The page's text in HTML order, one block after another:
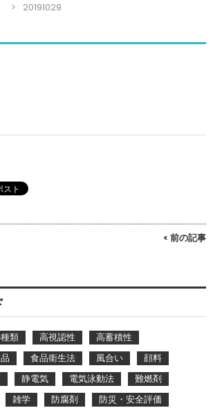
20191029
< 前の記事
類 高視認性
高蓄積性
食品衛生法 風合い
顔料
静電気 電気泳動法
難燃剤
雑学 防腐剤
防災・安全評価